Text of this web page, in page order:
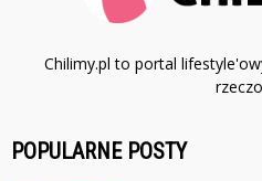
Chilimy.pl to portal
POPULARNE POSTY